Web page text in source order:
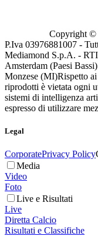
Copyright ©
P.Iva 03976881007 -
Mediamond S.p.A. -
Amsterdam (Paesi
Monzese (MI)Rispetto
riprodotti è vietata ogni
sistemi di intelligenza
espresso di utilizzare
Legal
CorporatePrivacy Policy
Media
Video
Foto
Live e Risultati
Live
Diretta Calcio
Risultati e Classifiche